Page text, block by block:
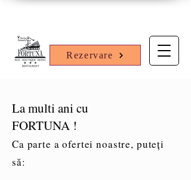
Rezervare
La multi ani cu
FORTUNA !
Ca parte a ofertei noastre, puteți
să: